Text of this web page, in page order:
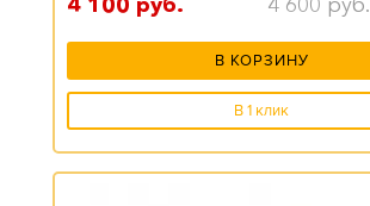
В КОРЗИНУ
В 1 клик